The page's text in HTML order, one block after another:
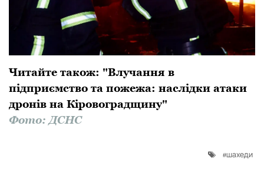
Читайте також: "Влучання в
підприємство та пожежа: наслідки атаки
дронів на Кіровоградщину"
Фото: ДСНС
шахеди